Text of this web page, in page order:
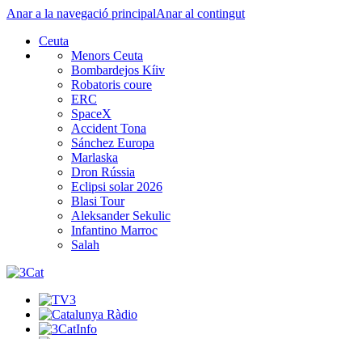
Anar a la navegació principalAnar al contingut
Ceuta
Menors Ceuta
Bombardejos Kíiv
Robatoris coure
ERC
SpaceX
Accident Tona
Sánchez Europa
Marlaska
Dron Rússia
Eclipsi solar 2026
Blasi Tour
Aleksander Sekulic
Infantino Marroc
Salah